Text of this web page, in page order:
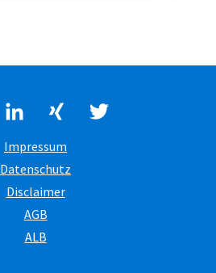
Impressum
Datenschutz
Disclaimer
AGB
ALB